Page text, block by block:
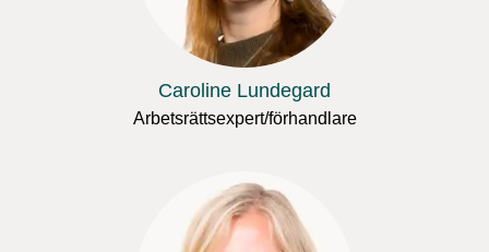
Caroline Lundegard
Arbetsrättsexpert/förhandlare